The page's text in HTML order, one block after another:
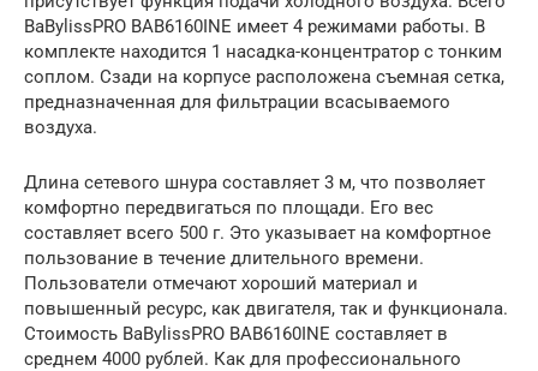
BaBylissPRO BAB6160INE имеет 4 режимами работы. В
комплекте находится 1 насадка-концентратор с тонким
соплом. Сзади на корпусе расположена съемная сетка,
предназначенная для фильтрации всасываемого
воздуха.
Длина сетевого шнура составляет 3 м, что позволяет
комфортно передвигаться по площади. Его вес
составляет всего 500 г. Это указывает на комфортное
пользование в течение длительного времени.
Пользователи отмечают хороший материал и
повышенный ресурс, как двигателя, так и функционала.
Стоимость BaBylissPRO BAB6160INE составляет в
среднем 4000 рублей. Как для профессионального